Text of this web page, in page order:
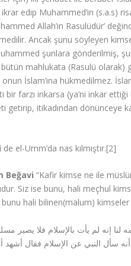
edip Muhammed’in (s.a.s)
Allah’ın Rasulüdür’
Ancak şunu söyleyen
şunlara gönderilmiş,
bütün mahlukata (Rasulü
İslam’ına hükmedilmez.
bir farzı inkarsa (ya’ni inkar
getirip, itikadından dönünceye
de el-Umm’da nas kılmıştır.[2]
Beğavi “Kafir kimse ne ile
Siz ise bunu, hali meçhul
hali bilinen(malum)
إنه لم يأت بالإسلام فلا يصير
سأل النبي عن الإسلام فقال أشهد